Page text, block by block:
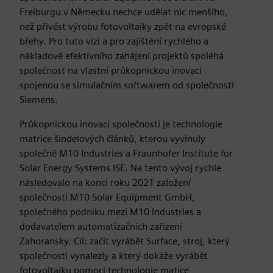
Freiburgu v Německu nechce udělat nic menšího,
než přivést výrobu fotovoltaiky zpět na evropské
břehy. Pro tuto vizi a pro zajištění rychlého a
nákladově efektivního zahájení projektů spoléhá
společnost na vlastní průkopnickou inovaci
spojenou se simulačním softwarem od společnosti
Siemens.
Průkopnickou inovací společnosti je technologie
matrice šindelových článků, kterou vyvinuly
společně M10 Industries a Fraunhofer Institute for
Solar Energy Systems ISE. Na tento vývoj rychle
následovalo na konci roku 2021 založení
společnosti M10 Solar Equipment GmbH,
společného podniku mezi M10 Industries a
dodavatelem automatizačních zařízení
Zahoransky. Cíl: začít vyrábět Surface, stroj, který
společnosti vynalezly a který dokáže vyrábět
fotovoltaiku pomocí technologie matice